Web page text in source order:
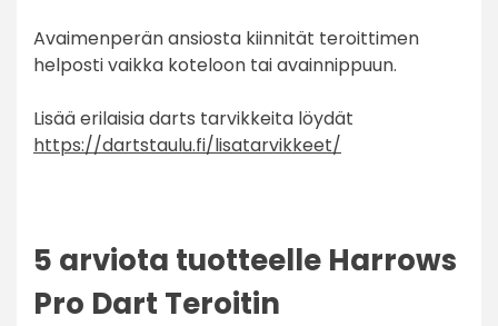
Avaimenperän ansiosta kiinnität teroittimen
helposti vaikka koteloon tai avainnippuun.
Lisää erilaisia darts tarvikkeita löydät
https://dartstaulu.fi/lisatarvikkeet/
5 arviota tuotteelle Harrows
Pro Dart Teroitin